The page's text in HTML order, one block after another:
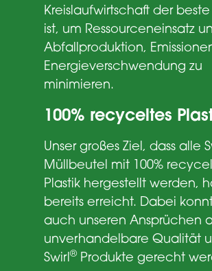
Kreislaufwirtschaft der beste
ist, um Ressourceneinsatz
Abfallproduktion,
Energieverschwendung zu
minimieren.
100% recyceltes
Unser großes Ziel, dass alle
Müllbeutel mit 100%
Plastik hergestellt werden,
bereits erreicht. Dabei
auch unseren Ansprüchen
unverhandelbare Qualität
Swirl® Produkte gerecht